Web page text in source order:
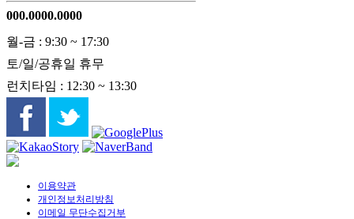
000.0000.0000
월-금 : 9:30 ~ 17:30
토/일/공휴일 휴무
런치타임 : 12:30 ~ 13:30
이용약관
개인정보처리방침
이메일 무단수집거부